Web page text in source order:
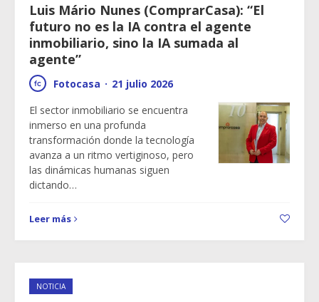
Luis Mário Nunes (ComprarCasa): “El
futuro no es la IA contra el agente
inmobiliario, sino la IA sumada al
agente”
Fotocasa · 21 julio 2026
El sector inmobiliario se encuentra
inmerso en una profunda
transformación donde la tecnología
avanza a un ritmo vertiginoso, pero
las dinámicas humanas siguen
dictando…
Leer más
NOTICIA